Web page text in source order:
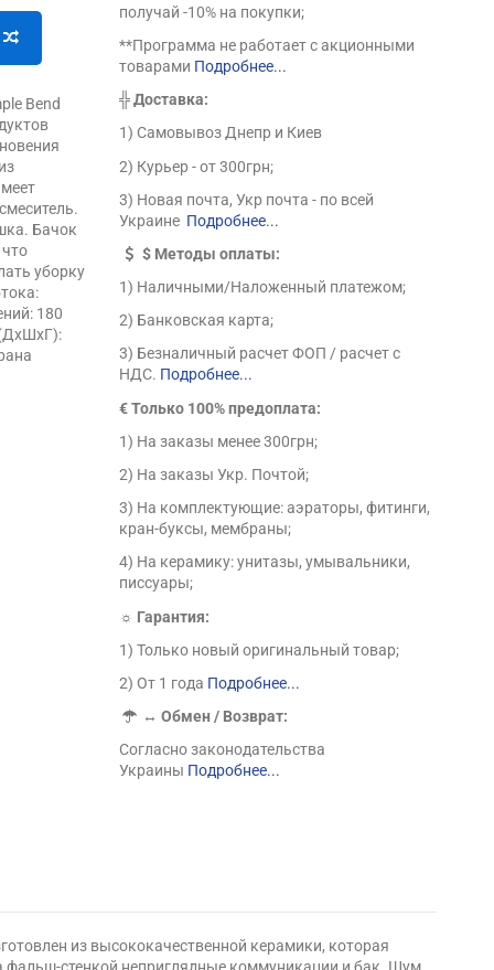
Bend
Бачок
уборку
180
получай -10% на покупки;
**Программа не работает с акционными
товарами Подробнее...
╬Доставка:
1) Самовывоз Днепр и Киев
2) Курьер - от 300грн;
3) Новая почта, Укр почта - по всей
Украине Подробнее...
$ Методы оплаты:
1) Наличными/Наложенный платежом;
2) Банковская карта;
3) Безналичный расчет ФОП / расчет с
НДС. Подробнее...
€ Только 100% предоплата:
1) На заказы менее 300грн;
2) На заказы Укр. Почтой;
3) На комплектующие: аэраторы, фитинги,
кран-буксы, мембраны;
4) На керамику: унитазы, умывальники,
писсуары;
☼ Гарантия:
1) Только новый оригинальный товар;
2) От 1 года Подробнее...
↔Обмен / Возврат:
Согласно законодательства
Украины Подробнее...
из высококачественной керамики, которая